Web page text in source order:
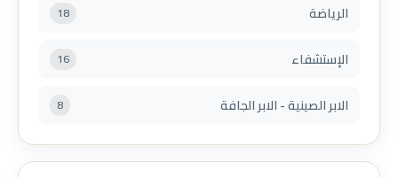
الرياضة 18
الإستشفاء 16
الابر الصينية - الابر الجافة 8